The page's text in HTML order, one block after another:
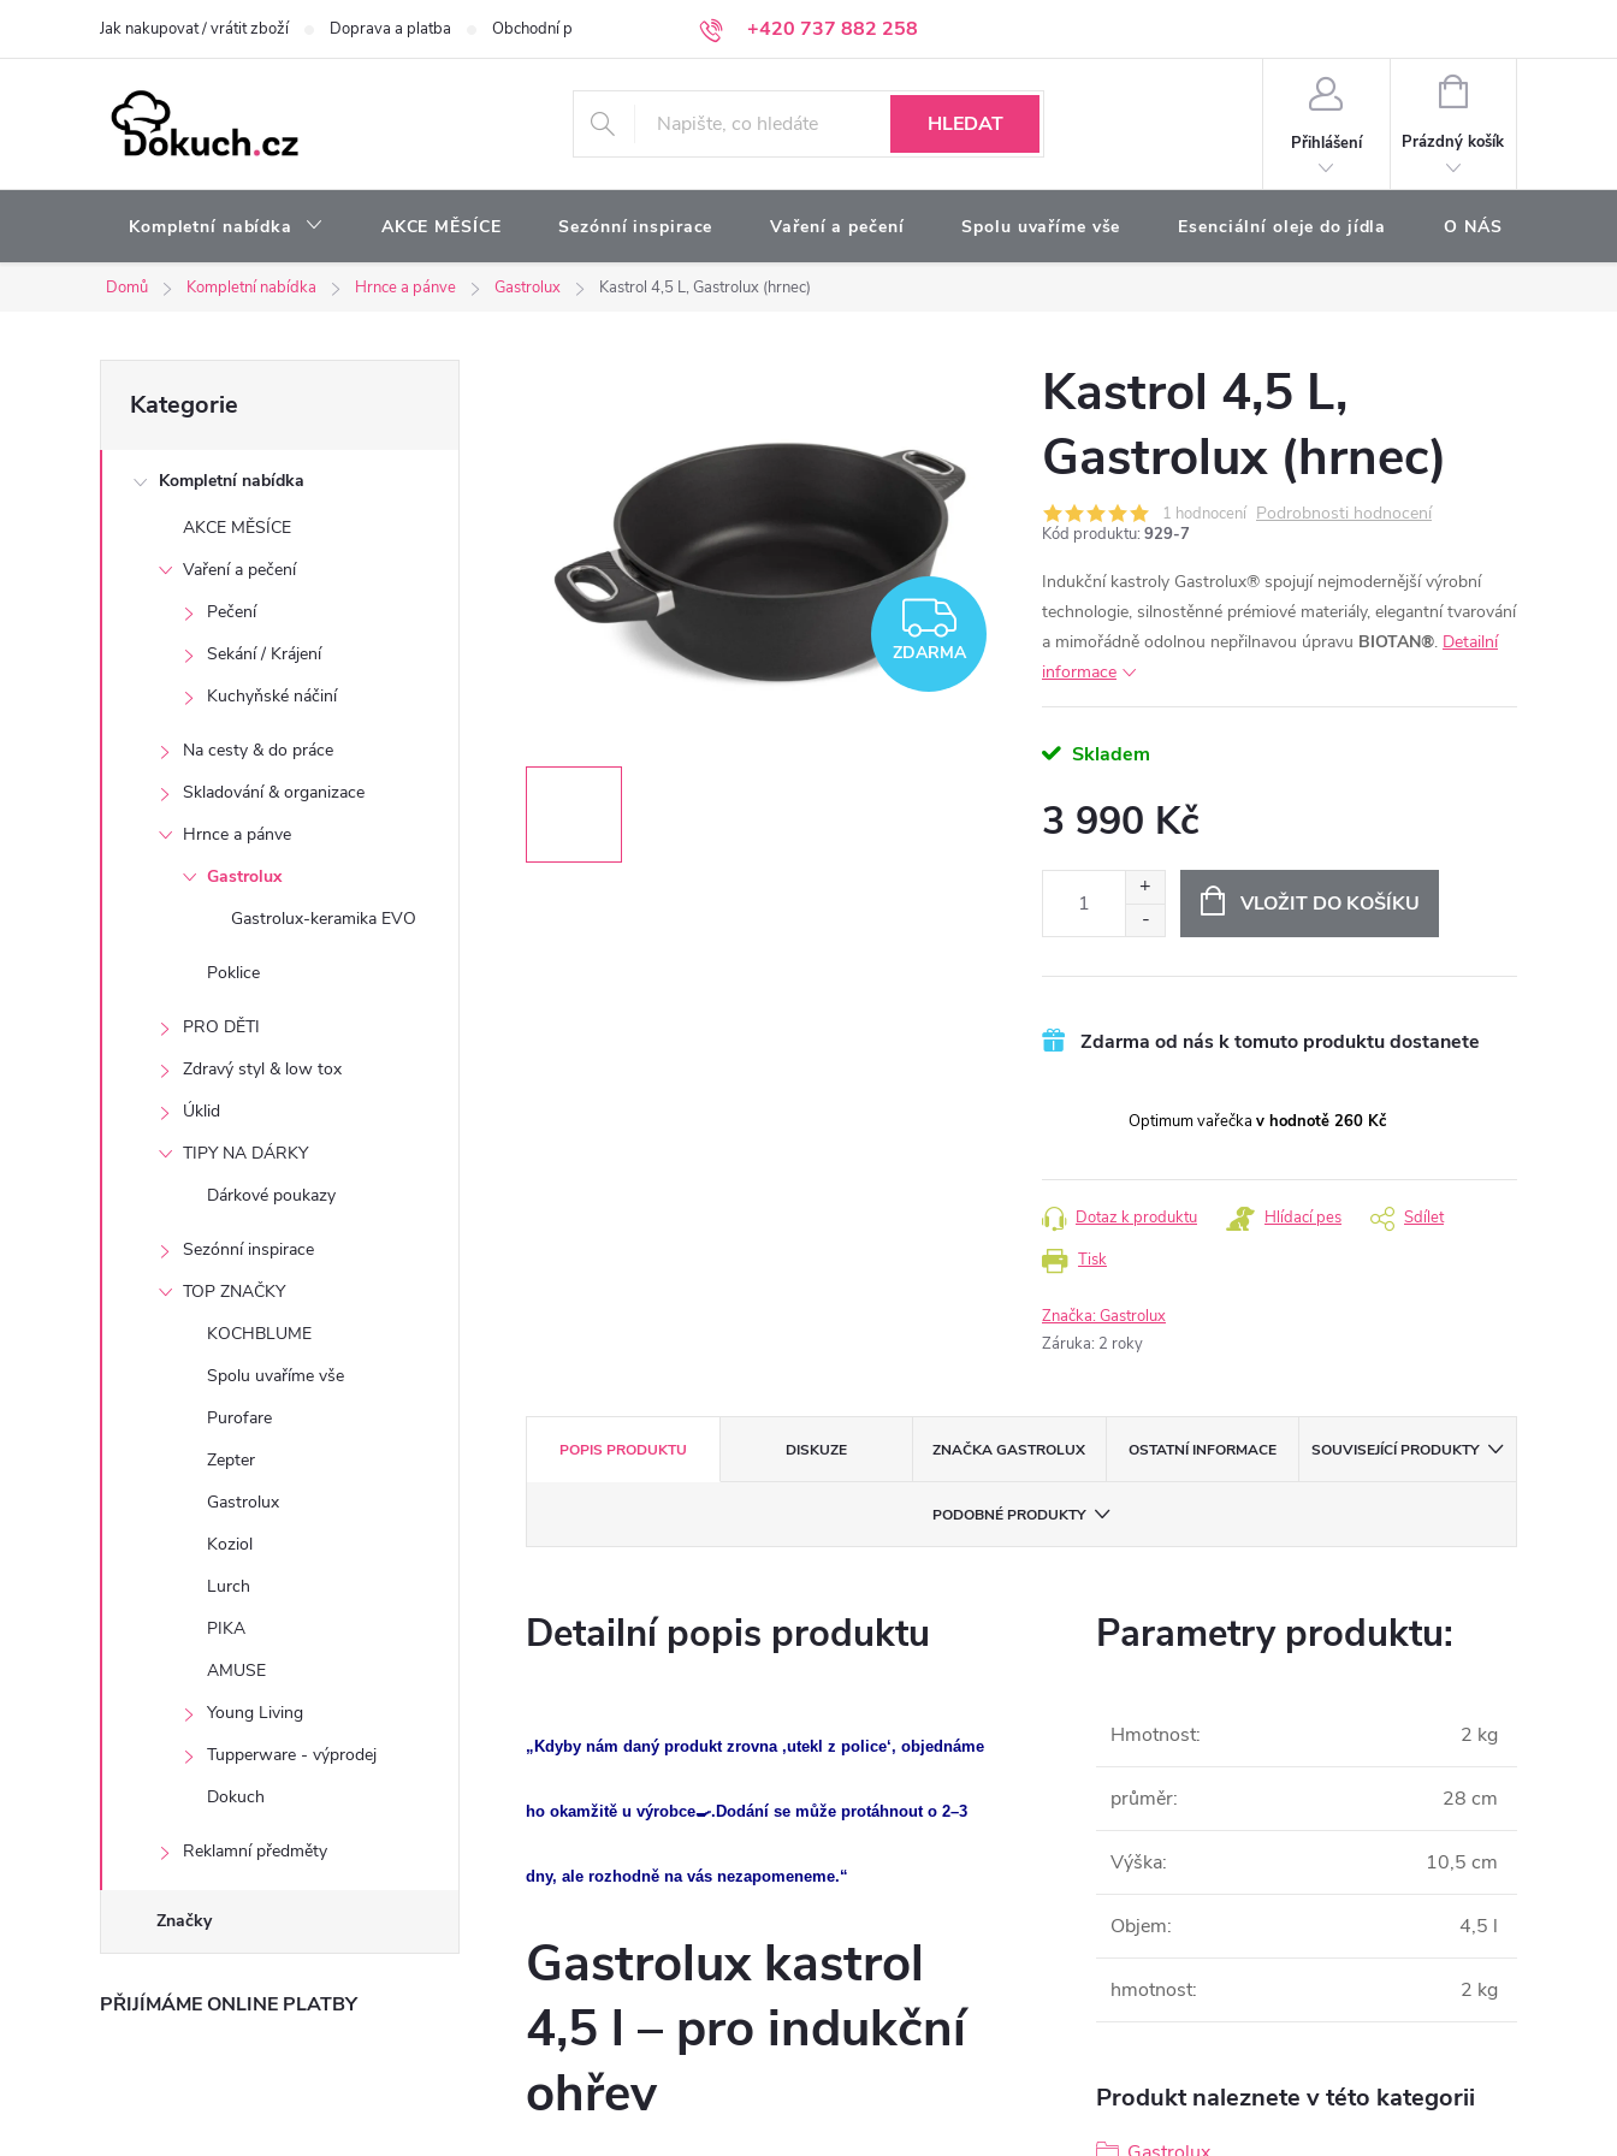
+420 737 882 258
Jak nakupovat / vrátit zboží Doprava a platba Obchodní podmínky Podmínky ochrany osobních údajů
HLEDAT
Přihlášení
NÁKUPNÍ
Prázdný košík
Kompletní nabídka AKCE MĚSÍCE Sezónní inspirace Vaření a pečení Spolu uvaříme vše Esenciální oleje do jídla O NÁS
Domů Kompletní nabídka Hrnce a pánve Gastrolux Kastrol 4,5 L, Gastrolux (hrnec)
o
kategorie
Kategorie
Kompletní nabídka
AKCE MĚSÍCE
Vaření a pečení
Pečení
Sekání / Krájení
Kuchyňské náčiní
Na cesty & do práce
Skladování & organizace
Hrnce a pánve
Gastrolux
Gastrolux-keramika EVO
Poklice
PRO DĚTI
Zdravý styl & low tox
Úklid
TIPY NA DÁRKY
Dárkové poukazy
Sezónní inspirace
TOP ZNAČKY
KOCHBLUME
Spolu uvaříme vše
Purofare
Zepter
Gastrolux
Koziol
Lurch
PIKA
AMUSE
Young Living
Tupperware - výprodej
Dokuch
Reklamní předměty
Značky
PŘIJÍMÁME ONLINE PLATBY
ZDARMA
ZDARMA
Kastrol 4,5 L,
Gastrolux (hrnec)
1 hodnocení Podrobnosti hodnocení
Kód produktu: 929-7
Indukční kastroly Gastrolux® spojují nejmodernější výrobní
technologie, silnostěnné prémiové materiály, elegantní tvarování
a mimořádně odolnou nepřilnavou úpravu BIOTAN®. Detailní
informace
Skladem
3 990 Kč
VLOŽIT DO KOŠÍKU
Zdarma od nás k tomuto produktu dostanete
Optimum vařečka v hodnotě 260 Kč
Tisk
Dotaz k produktu Hlídací pes Sdílet
Značka:Gastrolux
Záruka: 2 roky
POPIS PRODUKTU DISKUZE ZNAČKAGASTROLUX OSTATNÍ INFORMACE SOUVISEJÍCÍ PRODUKTY
PODOBNÉ PRODUKTY
Detailní popis produktu
„Kdyby nám daný produkt zrovna ‚utekl z police‘, objednáme
ho okamžitě u výrobce🍳.Dodání se může protáhnout o 2–3
dny, ale rozhodně na vás nezapomeneme.“
Gastrolux kastrol
4,5 l – pro indukční
ohřev
Parametry produktu:
Hmotnost: 2 kg
průměr: 28 cm
Výška: 10,5 cm
Objem: 4,5 l
hmotnost: 2 kg
Produkt naleznete v této kategorii